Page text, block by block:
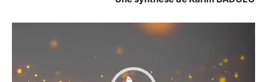
Lecteur